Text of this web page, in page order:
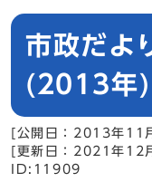
市政だ
(2013年
[公開日：2013年11
[更新日：2021年12
ID:11909